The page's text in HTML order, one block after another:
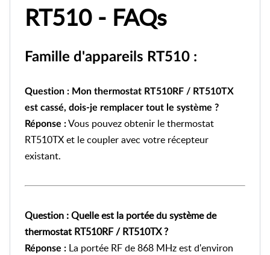
RT510 - FAQs
Famille d'appareils RT510 :
Question : Mon thermostat RT510RF / RT510TX
est cassé, dois-je remplacer tout le système ?
Réponse :Vous pouvez obtenir le thermostat
RT510TX et le coupler avec votre récepteur
existant.
Question : Quelle est la portée du système de
thermostat RT510RF / RT510TX ?
Réponse : La portée RF de 868 MHz est d'environ